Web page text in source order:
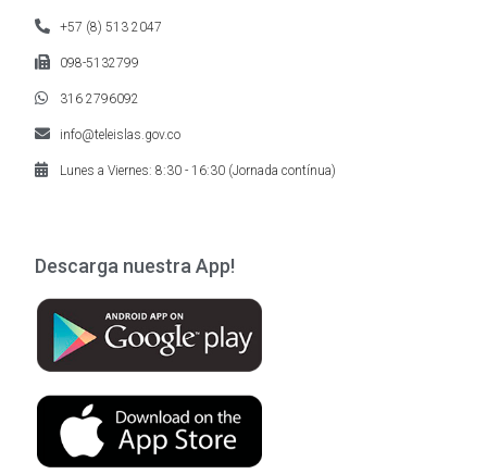
+57 (8) 513 2047
098-5132799
316 2796092
info@teleislas.gov.co
Lunes a Viernes: 8:30 - 16:30 (Jornada contínua)
Descarga nuestra App!